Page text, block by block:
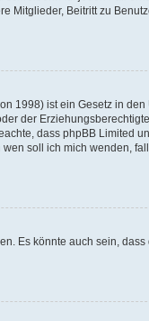
Mitglieder, Beitritt zu
1998) ist ein Gesetz in
der
dass phpBB Limited
soll ich mich wenden,
Es könnte auch sein,